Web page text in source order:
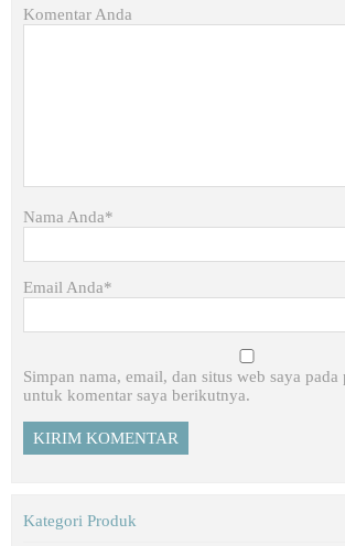
Komentar Anda
Nama Anda*
Email Anda*
Simpan nama, email, dan situs web saya pada
untuk komentar saya berikutnya.
Kategori Produk